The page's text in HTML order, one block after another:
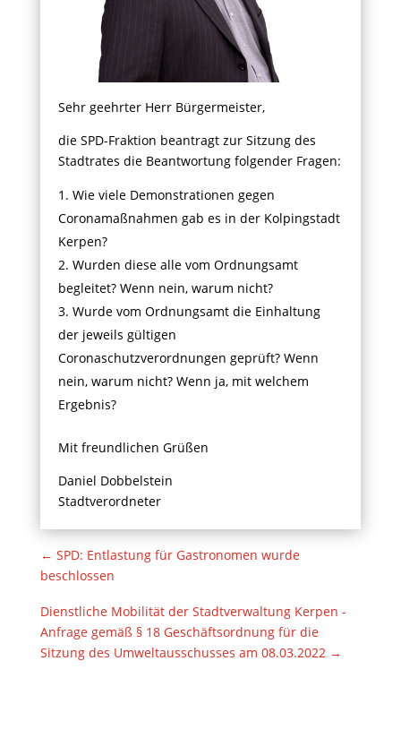
Sehr geehrter Herr Bürgermeister,
die SPD-Fraktion beantragt zur Sitzung des
Stadtrates die Beantwortung folgender Fragen:
Wie viele Demonstrationen gegen
Coronamaßnahmen gab es in der Kolpingstadt
Kerpen?
Wurden diese alle vom Ordnungsamt
begleitet? Wenn nein, warum nicht?
Wurde vom Ordnungsamt die Einhaltung
der jeweils gültigen
Coronaschutzverordnungen geprüft? Wenn
nein, warum nicht? Wenn ja, mit welchem
Ergebnis?
Mit freundlichen Grüßen
Daniel Dobbelstein
Stadtverordneter
← SPD: Entlastung für Gastronomen wurde
beschlossen
Dienstliche Mobilität der Stadtverwaltung Kerpen -
Anfrage gemäß § 18 Geschäftsordnung für die
Sitzung des Umweltausschusses am 08.03.2022 →